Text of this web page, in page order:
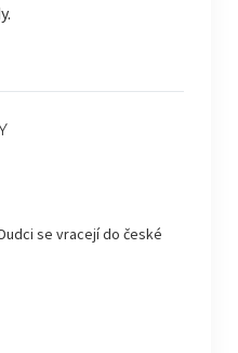
se vracejí do české